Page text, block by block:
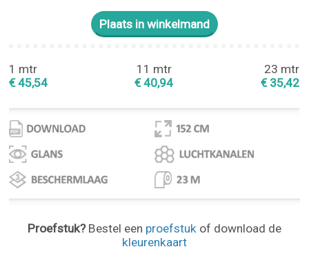
1 mtr
€ 45,54
11 mtr
€ 40,94
23 mtr
€ 35,42
Proefstuk?Bestel een proefstukof download de
kleurenkaart